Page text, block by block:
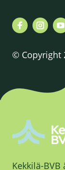
© Copyright
Kekkilä-